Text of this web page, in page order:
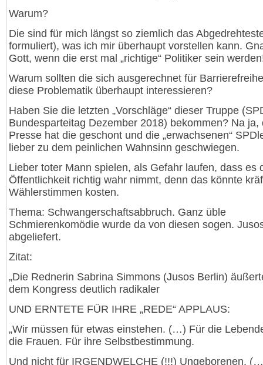
Warum?
Die sind für mich längst so ziemlich das
formuliert), was ich mir überhaupt vorstellen kann.
Gott, wenn die erst mal „richtige“ Politiker sein
Warum sollten die sich ausgerechnet für
diese Problematik überhaupt interessieren?
Haben Sie die letzten „Vorschläge“ dieser Truppe
Bundesparteitag Dezember 2018) bekommen? Na ja,
Presse hat die geschont und die „erwachsenen“
lieber zu dem peinlichen Wahnsinn geschwiegen.
Lieber toter Mann spielen, als Gefahr laufen, dass es
Öffentlichkeit richtig wahr nimmt, denn das könnte
Wählerstimmen kosten.
Thema: Schwangerschaftsabbruch. Ganz üble
Schmierenkomödie wurde da von diesen sogen.
abgeliefert.
Zitat:
„Die Rednerin Sabrina Simmons (Jusos Berlin)
dem Kongress deutlich radikaler
UND ERNTETE FÜR IHRE „REDE“ APPLAUS:
„Wir müssen für etwas einstehen. (…) Für die
die Frauen. Für ihre Selbstbestimmung.
Und nicht für IRGENDWELCHE (!!!) Ungeborenen.